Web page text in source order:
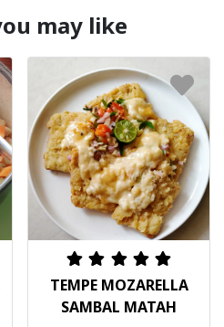
may like
TEMPE MOZARELLA
SAMBAL MATAH